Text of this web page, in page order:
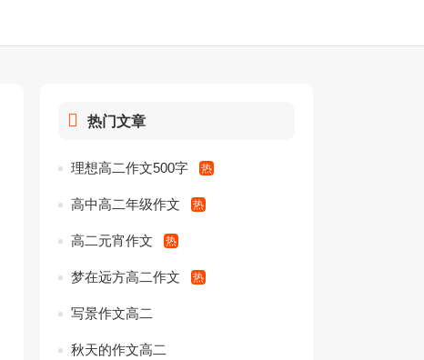
热门文章
理想高二作文500字
高中高二年级作文
高二元宵作文
梦在远方高二作文
写景作文高二
秋天的作文高二